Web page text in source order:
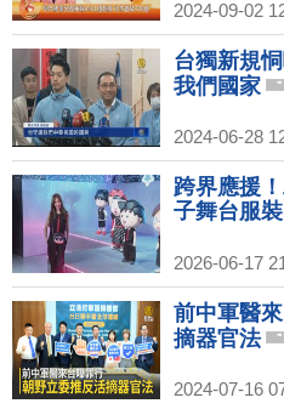
2024-09-02
台獨新規
我們國家
2024-06-28
跨界應援
子舞台服裝
2026-06-17
前中軍醫
摘器官法
2024-07-16